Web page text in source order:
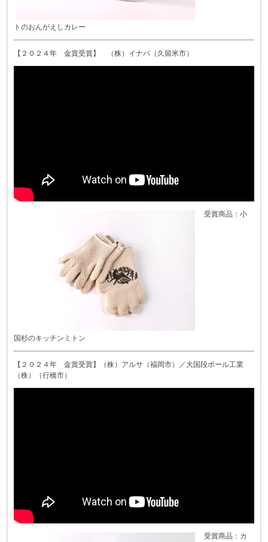
トのおんがえしカレー
【２０２４年 金賞受賞】 （株）イナバ（久留米市）
受賞商品：小
国杉のキッチンミトン
【２０２４年 金賞受賞】（株）アルサ（福岡市）／大国段ボール工業
（株）（行橋市）
受賞商品：カ